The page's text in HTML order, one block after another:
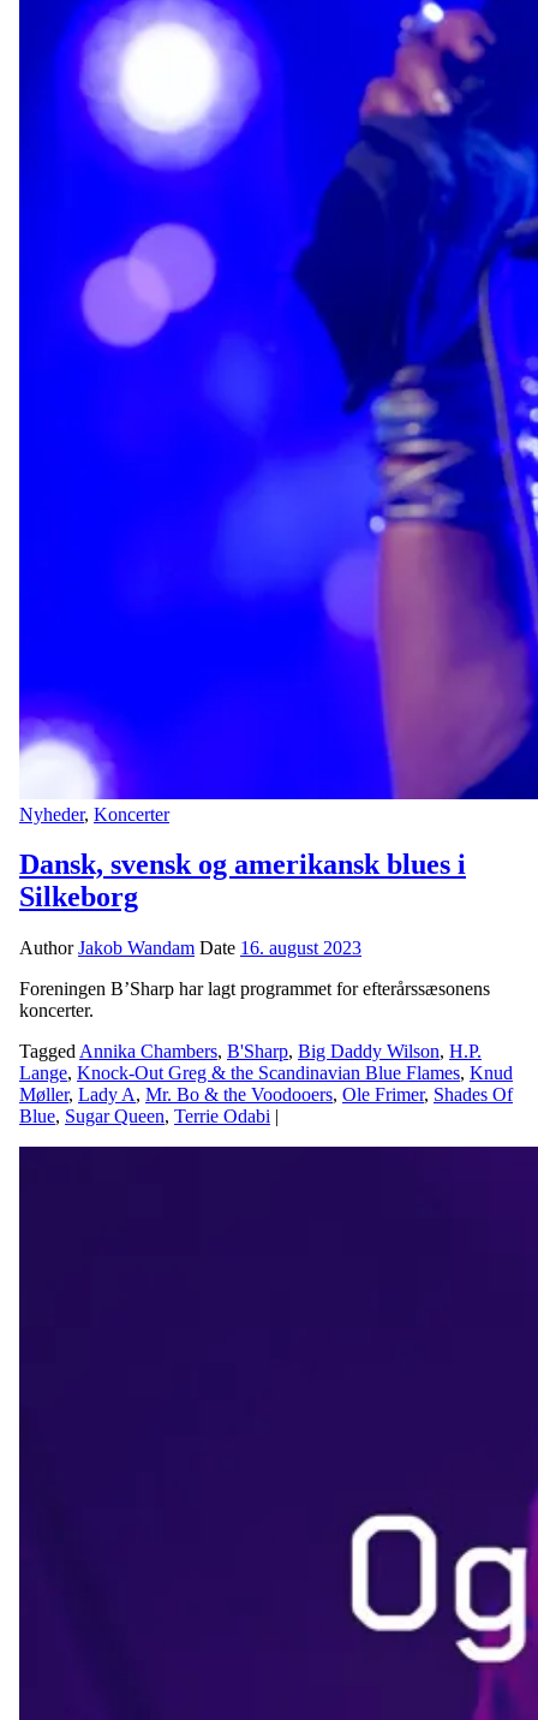
Nyheder, Koncerter
Dansk, svensk og amerikansk blues i
Silkeborg
AuthorJakob Wandam Date 16. august 2023
Foreningen B’Sharp har lagt programmet for efterårssæsonens
koncerter.
Tagged Annika Chambers, B'Sharp, Big Daddy Wilson, H.P.
Lange, Knock-Out Greg & the Scandinavian Blue Flames, Knud
Møller, Lady A, Mr. Bo & the Voodooers, Ole Frimer, Shades Of
Blue, Sugar Queen, Terrie Odabi |